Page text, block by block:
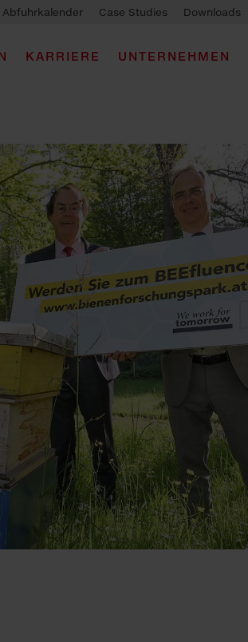
Abfuhrkalender Case Studies Downloads
KARRIERE UNTERNEHMEN